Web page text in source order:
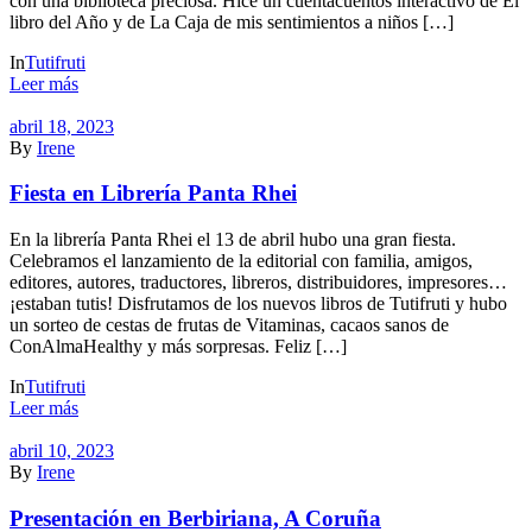
libro del Año y de La Caja de mis sentimientos a niños […]
InTutifruti
Leer más
abril 18, 2023
By Irene
Fiesta en Librería Panta Rhei
En la librería Panta Rhei el 13 de abril hubo una gran fiesta.
Celebramos el lanzamiento de la editorial con familia, amigos,
editores, autores, traductores, libreros, distribuidores, impresores…
¡estaban tutis! Disfrutamos de los nuevos libros de Tutifruti y hubo
un sorteo de cestas de frutas de Vitaminas, cacaos sanos de
ConAlmaHealthy y más sorpresas. Feliz […]
InTutifruti
Leer más
abril 10, 2023
By Irene
Presentación en Berbiriana, A Coruña